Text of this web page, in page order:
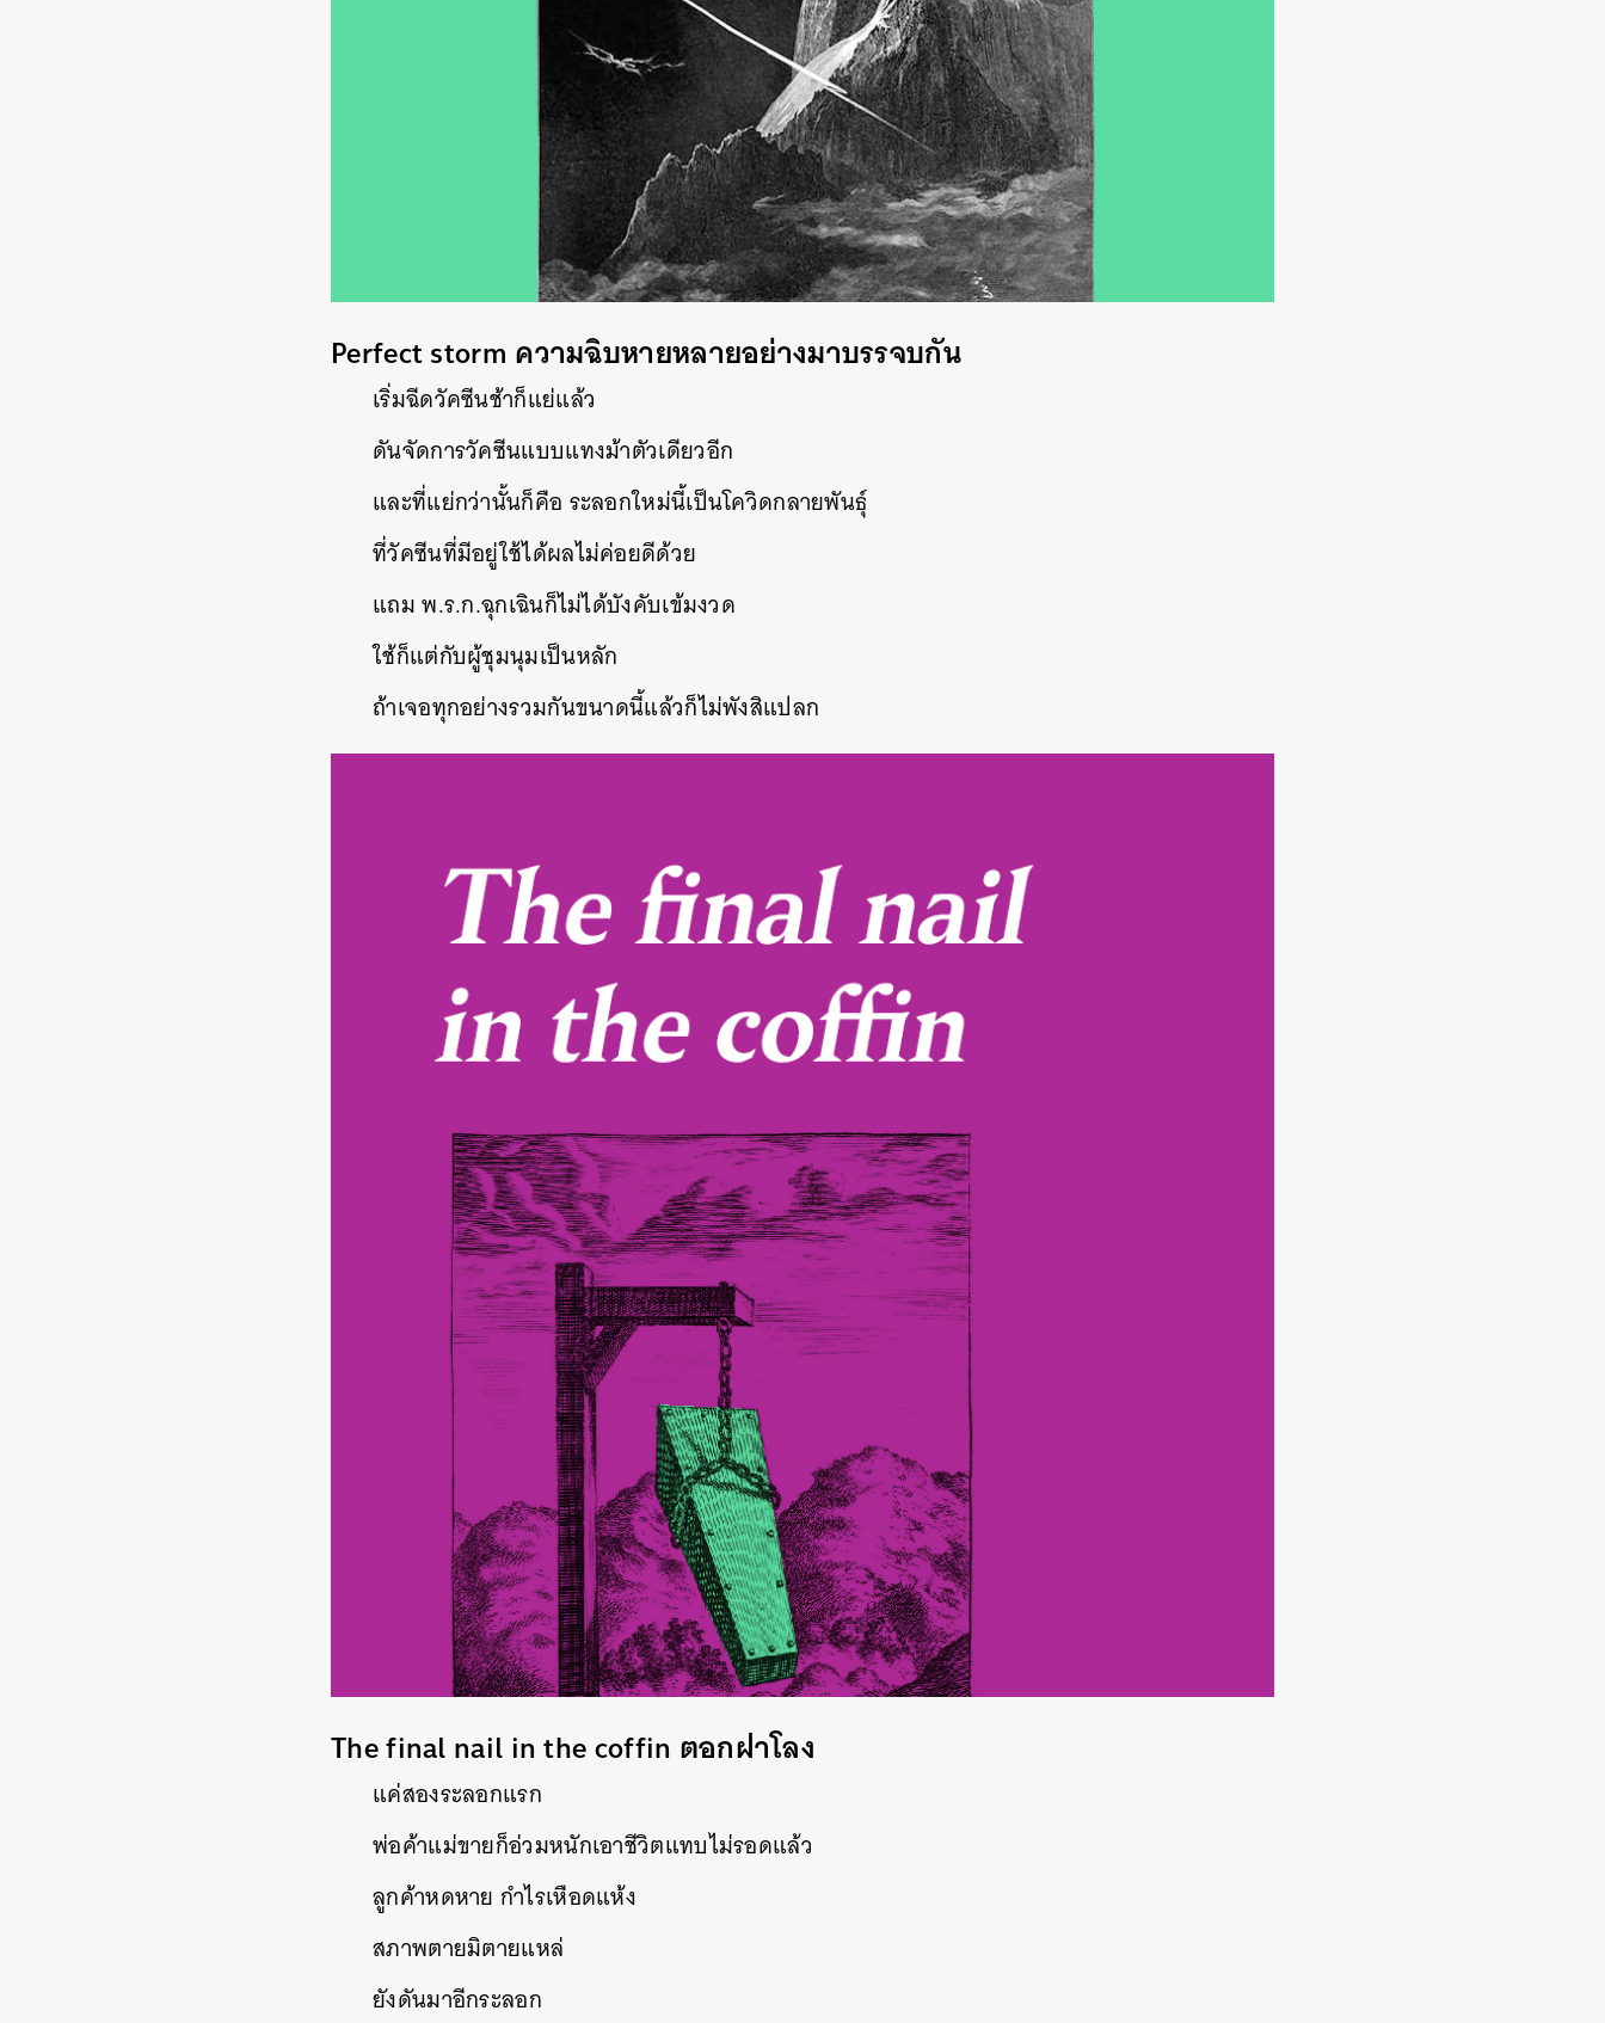
Perfect storm ความฉิบหายหลายอย่างมาบรรจบกัน
เริ่มฉีดวัคซีนช้าก็แย่แล้ว
ดันจัดการวัคซีนแบบแทงม้าตัวเดียวอีก
และที่แย่กว่านั้นก็คือ ระลอกใหม่นี้เป็นโควิดกลายพันธุ์
ที่วัคซีนที่มีอยู่ใช้ได้ผลไม่ค่อยดีด้วย
แถม พ.ร.ก.ฉุกเฉินก็ไม่ได้บังคับเข้มงวด
ใช้ก็แต่กับผู้ชุมนุมเป็นหลัก
ถ้าเจอทุกอย่างรวมกันขนาดนี้แล้วก็ไม่พังสิแปลก
The final nail in the coffin ตอกฝาโลง
แค่สองระลอกแรก
พ่อค้าแม่ขายก็อ่วมหนักเอาชีวิตแทบไม่รอดแล้ว
ลูกค้าหดหาย กำไรเหือดแห้ง
สภาพตายมิตายแหล่
ยังดันมาอีกระลอก
ค้นหา
SHARE